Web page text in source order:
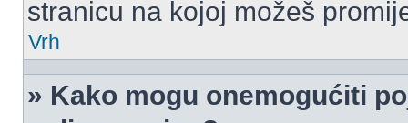
stranicu na kojoj možeš
Vrh
» Kako mogu onemogućiti